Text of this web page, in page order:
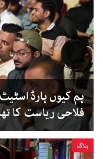
ہم کیوں ہارڈ
فلاحی ریاست کا
بلاگ